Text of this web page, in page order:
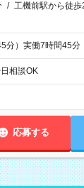
/ 工機前駅から徒歩
分）実働7時間45分
相談OK
応募する